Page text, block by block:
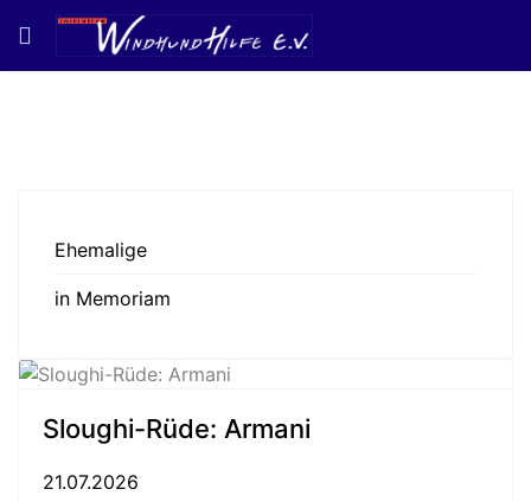
Ehemalige
in Memoriam
Sloughi-Rüde: Armani
21.07.2026